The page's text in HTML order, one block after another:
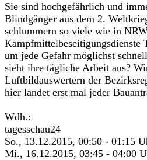
Sie sind hochgefährlich und
Blindgänger aus dem 2.
schlummern so viele wie in
Kampfmittelbeseitigungsdienste
um jede Gefahr möglichst
sieht ihre tägliche Arbeit aus?
Luftbildauswertern der
hier landet erst mal jeder
Wdh.:
tagesschau24
So., 13.12.2015, 00:50 - 01:15
Mi., 16.12.2015, 03:45 - 04:00